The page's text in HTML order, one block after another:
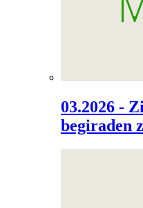
03.2026 -
begiraden